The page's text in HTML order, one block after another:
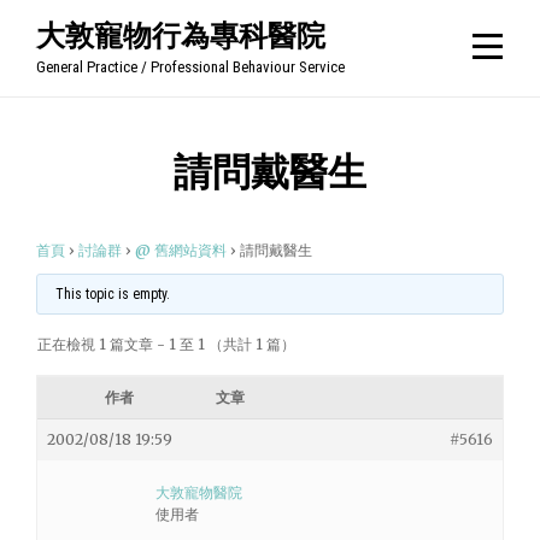
大敦寵物行為專科醫院
General Practice / Professional Behaviour Service
請問戴醫生
首頁 › 討論群 › @ 舊網站資料 › 請問戴醫生
This topic is empty.
正在檢視 1 篇文章 - 1 至 1 （共計 1 篇）
作者 文章
2002/08/18 19:59 #5616
大敦寵物醫院
使用者